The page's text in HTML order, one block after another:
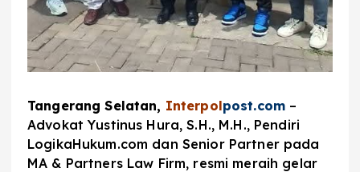
Tangerang Selatan, Interpolpost.com –
Advokat Yustinus Hura, S.H., M.H., Pendiri
LogikaHukum.com dan Senior Partner pada
MA & Partners Law Firm, resmi meraih gelar